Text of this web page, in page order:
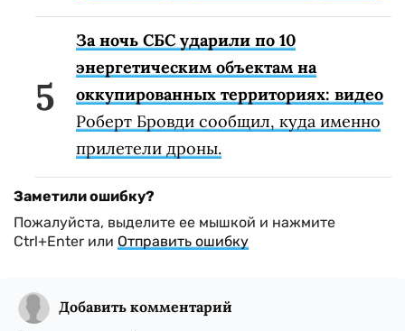
За ночь СБС ударили по 10
энергетическим объектам на
оккупированных территориях: видео
Роберт Бровди сообщил, куда именно
прилетели дроны.
Заметили ошибку?
Пожалуйста, выделите ее мышкой и нажмите
Ctrl+Enter или Отправить ошибку
Добавить комментарий